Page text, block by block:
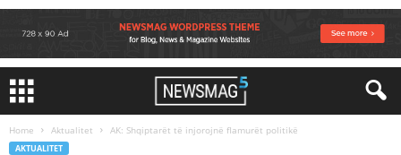
Home Aktualitet AK: Shqiptarët të injorojnë flamurët politikë
AKTUALITET